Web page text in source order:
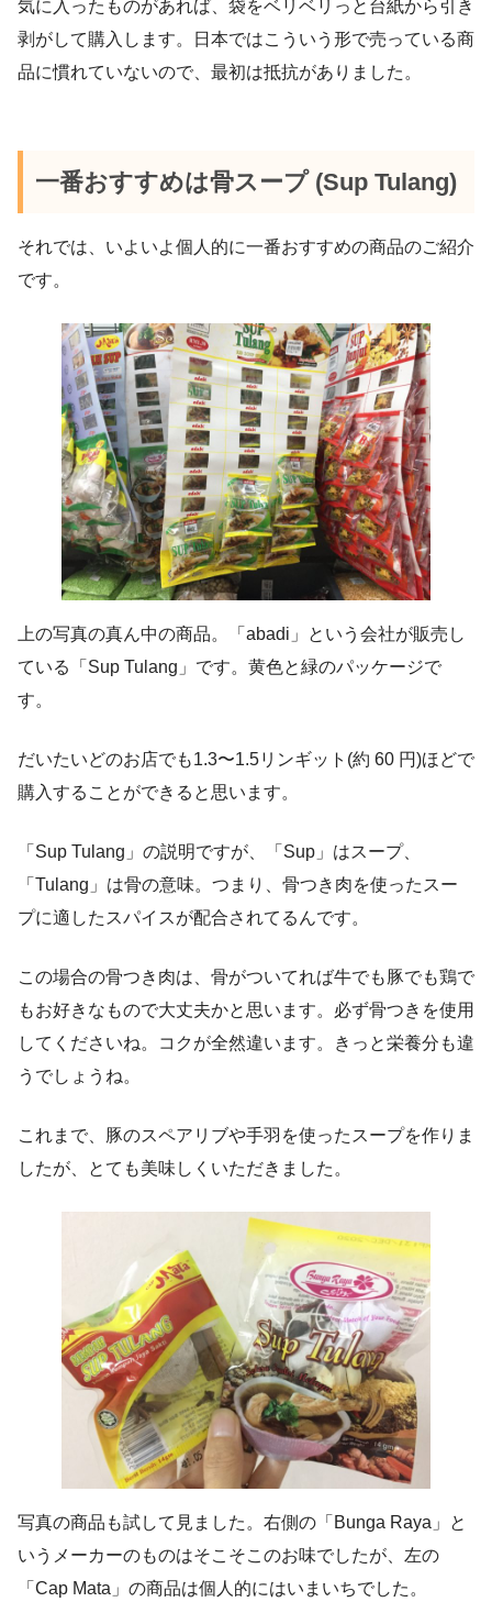
気に入ったものがあれば、袋をベリベリっと台紙から引き
剥がして購入します。日本ではこういう形で売っている商
品に慣れていないので、最初は抵抗がありました。
一番おすすめは骨スープ (Sup Tulang)
それでは、いよいよ個人的に一番おすすめの商品のご紹介
です。
上の写真の真ん中の商品。「abadi」という会社が販売し
ている「Sup Tulang」です。黄色と緑のパッケージで
す。
だいたいどのお店でも1.3〜1.5リンギット(約 60 円)ほどで
購入することができると思います。
「Sup Tulang」の説明ですが、「Sup」はスープ、
「Tulang」は骨の意味。つまり、骨つき肉を使ったスー
プに適したスパイスが配合されてるんです。
この場合の骨つき肉は、骨がついてれば牛でも豚でも鶏で
もお好きなもので大丈夫かと思います。必ず骨つきを使用
してくださいね。コクが全然違います。きっと栄養分も違
うでしょうね。
これまで、豚のスペアリブや手羽を使ったスープを作りま
したが、とても美味しくいただきました。
写真の商品も試して見ました。右側の「Bunga Raya」と
いうメーカーのものはそこそこのお味でしたが、左の
「Cap Mata」の商品は個人的にはいまいちでした。